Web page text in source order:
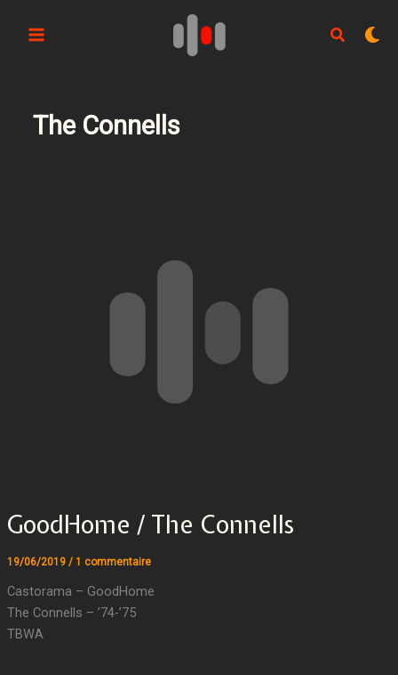
The Connells
GoodHome / The Connells
19/06/2019 / 1 commentaire
Castorama – GoodHome
The Connells – ’74-’75
TBWA